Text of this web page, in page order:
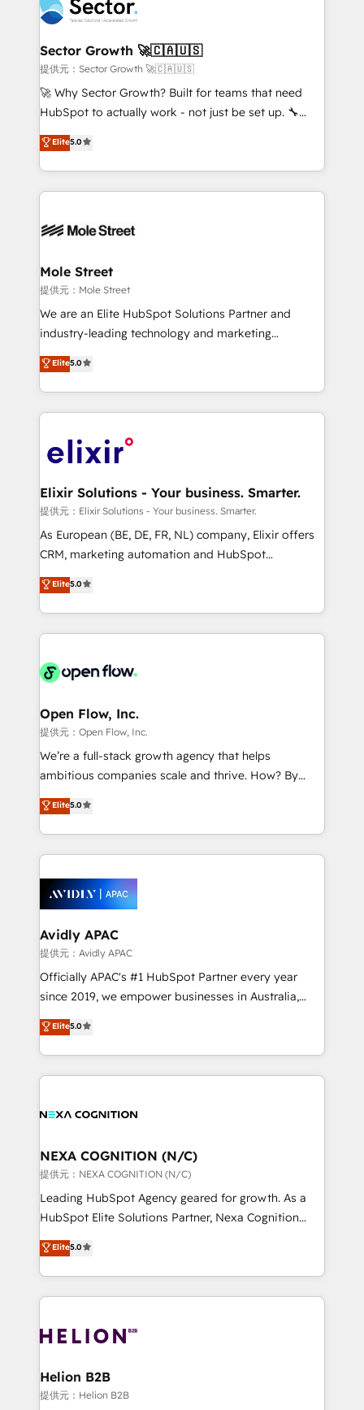
empresas em 13 países utilizam a Nexforce. Somos
líder no ranking global de sucesso do cliente da
HubSpot.
businesses. Our teams are based in North America
and APAC. We are HubSpot's top-ranked Advanced
Implementation Certified Partner and we contribute
to their advisory council. We strive to do 'good work
with good people' and have worked with incredible
brands. You can see some of them on our website,
Sector Growth 🚀🇨🇦🇺🇸
提供元：Sector Growth 🚀🇨🇦🇺🇸
🚀 Why Sector Growth? Built for teams that need
HubSpot to actually work - not just be set up. 🔧
HubSpot Experts: Onboarding, migrations,
automation, and training built for adoption. ⚡ Highly
Technical Execution: ERP, EMR and Custom
Integrations; complex builds delivered in weeks, not
workflows; automation agents; process optimization
Healthcare: HIPAA implementations; secure data
workflows 💼 Financial Services: compliant
workflows; audit-ready reporting ⚖️ Legal: client
intake; pipeline and document workflows 🛒 E-
revenue automation 🏢 Real Estate: deal pipelines;
portfolio and lifecycle management 🏭
HIPAA-aware; CASL-compliant; GDPR-ready
implementations where required 💡 Why 500+
built to scale.
Elite5.0
Mole Street
提供元：Mole Street
We are an Elite HubSpot Solutions Partner and
industry-leading technology and marketing
consultancy. Our focus is on enterprise and mid-
market B2B companies globally that want a strategic
approach to execute their goals through creative
applications of our solutions; Technical HubSpot
Design, Migrations + Integrations. Mole Street’s
greatness, which is achieved through creating
absolute clarity, derived from a well-defined
strategy, executed well, and reported on with clear
results. The culture is driven by core values; Joy, Grit,
Mindedness, and Clarity. We are driven to win for the
collective good of the company and its clientele, and
things are happening.
Elite5.0
Elixir Solutions - Your business. Smarter.
提供元：Elixir Solutions - Your business. Smarter.
As European (BE, DE, FR, NL) company, Elixir offers
CRM, marketing automation and HubSpot
integration products and services to mid-market
and enterprise customers. We ensure that your sales,
service and marketing department operates in the
most effective way, while at the same time
integrated buyers journey. Elixir is located in
and Amsterdam. Elixir is a first mover and leader
when it comes to HubSpot sales and service
implementations, highly renowned for our business
acumen, process (re-)design experience and a
integrate HubSpot with complex solutions like SAP,
MicroSoft, custom solutions,... Our company also has
Retail execution, CPQ, customer portals and
HubSpot CMS developments. And we're champions
Elite5.0
Open Flow, Inc.
提供元：Open Flow, Inc.
We’re a full-stack growth agency that helps
ambitious companies scale and thrive. How? By
upgrading and streamlining every single revenue-
generating aspect of your business. We’re proud
HubSpot Elite Solutions Partners and devout CRM
nerds who can harness HubSpot’s custom digital
experience. Working hand-in-hand with your team,
we’ll assemble a RevOps machine that drives more
traffic, generates better leads and crushes your
revenue goals. We've worked with thousands of
HubSpot customers and we'd love to work with you
too! Clients come to us for: Advanced CRM solutions
HubSpot Data System Migrations between systems
to HubSpot New lead generation strategies Time-
Elite5.0
Avidly APAC
提供元：Avidly APAC
Officially APAC's #1 HubSpot Partner every year
since 2019, we empower businesses in Australia,
New Zealand, and globally to realise their full
potential through enterprise HubSpot CRM
implementation. And we deliver best practice across
the whole HubSpot platform, covering marketing,
all businesses, from start-up to Enterprise, and have
the world. Our human approach to digital
transformation is designed for businesses who want
to grow. And we're passionate about APAC
businesses leading the world in technology, agility
record migrating businesses from CRM & Marketing
Platforms such as Salesforce, Dynamics, Pipedrive,
with attract and retain customers, manage their
business people and processes, and how they
Elite5.0
NEXA COGNITION (N/C)
提供元：NEXA COGNITION (N/C)
Leading HubSpot Agency geared for growth. As a
HubSpot Elite Solutions Partner, Nexa Cognition
ranks in the top 1% of global HubSpot Partners and
has been one of the longest-standing partners since
2012. We empower businesses to harness the full
potential of HubSpot by combining strategic
bespoke HubSpot solutions tailored to drive
Choose Nexa Cognition? 🚀 HubSpot Expertise: Our
certified team specialises in CRM implementation,
Elite5.0
Helion B2B
提供元：Helion B2B